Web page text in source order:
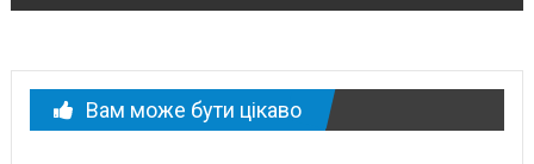
Вам може бути цікаво